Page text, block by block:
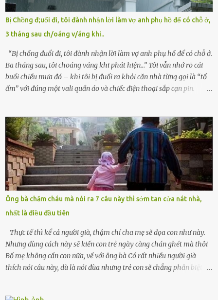
bỏ rơi. Trong khi ấy, con gái ruột của họ – Trần Lệ Mi – vẫn đang
mê man sau sinh, hoàn toàn không hay biết chuyện gì xảy ra.
Thiếu úy Nguyễn Thị Mai, một nữ cảnh sát công tác tại địa phương,
tình cờ chứng kiến giây phút bé bị đưa đi trong lặng lẽ. Nét mặt đỏ
hỏn, bàn tay bé xíu co quắp, ...
Bị Chồng đ;uổi đi, tôi đành nhận lời làm vợ anh phụ hồ để có chỗ ở,
3 tháng sau ch/oáng v/áng khi..
“Bị chồng đuổi đi, tôi đành nhận lời làm vợ anh phụ hồ để có chỗ ở.
Ba tháng sau, tôi choáng váng khi phát hiện…” Tôi vẫn nhớ rõ cái
buổi chiều mưa đó – khi tôi bị đuổi ra khỏi căn nhà từng gọi là “tổ
ấm” với đúng một vali quần áo và chiếc điện thoại sắp cạn pin.
cưới cô để có con. Không phải để nuôi một cái thân bất tài chỉ biết
khóc lóc,” anh ta gằn giọng, đẩy mạnh cánh cửa trước mặt tôi.
Tiếng cánh cửa đóng lại, vang lên như một bản án lạnh lùng. Tôi
đứng chết lặng giữa cơn mưa, không biết đi đâu, về đâu. Bố mẹ tôi
mất sớm. Tôi chẳng có anh chị em. Họ hàng cũng thưa thớt, chẳng
ai thân thiết đến mức có thể mở lòng cho tôi tá túc. Bạn bè? Ai cũng
bận rộn với gia đình riêng của họ. Tôi đã từng đặt cược cả thanh
xuân vào người chồng ấy – và giờ, tôi chỉ còn lại chính mình. Tôi lên
chiếc xe buýt cuối ngày, trốn chạy khỏi thành phố và nỗi đau. Tôi v...
Ông bà chăm cháu mà nói ra 7 câu này thì sớm tan cửa nát nhà,
nhất là điều đầu tiên
Thực tế thì kể cả người già, thậm chí cha mẹ sẽ dọa con như này.
Nhưng dùng cách này sẽ kiến con trẻ ngày càng chán ghét mà thôi
Bố mẹ không cần con nữa, về với ông bà Có rất nhiều người già
thích nói câu này, dù là nói đùa nhưng trẻ con sẽ chẳng phân biệt